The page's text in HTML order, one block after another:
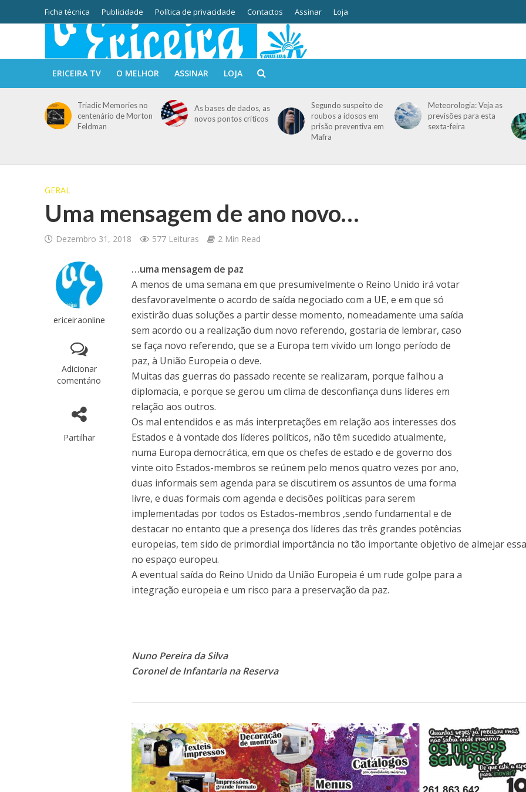
Ficha técnica Publicidade Política de privacidade Contactos Assinar Loja
ERICEIRA TV O MELHOR ASSINAR LOJA
Triadic Memories no
centenário de Morton
Feldman
As bases de dados, as
novos pontos críticos
Segundo suspeito de
roubos a idosos em
prisão preventiva em
Mafra
Meteorologia: Veja as
previsões para esta
sexta-feira
GERAL
Uma mensagem de ano novo…
Dezembro 31, 2018 577 Leituras 2 Min Read
ericeiraonline
Adicionar
comentário
Partilhar
…uma mensagem de paz
A menos de uma semana em que presumivelmente o Reino Unido irá votar
desfavoravelmente o acordo de saída negociado com a UE, e em que só
existirão duas soluções a partir desse momento, nomeadamente uma saída
sem acordo ou a realização dum novo referendo, gostaria de lembrar, caso
se faça novo referendo, que se a Europa tem vivido um longo período de
paz, à União Europeia o deve.
Muitas das guerras do passado recente se realizaram, porque falhou a
diplomacia, e porque se gerou um clima de desconfiança duns líderes em
relação aos outros.
Os mal entendidos e as más interpretações em relação aos interesses dos
Estados e à vontade dos líderes políticos, não têm sucedido atualmente,
numa Europa democrática, em que os chefes de estado e de governo dos
vinte oito Estados-membros se reúnem pelo menos quatro vezes por ano,
duas informais sem agenda para se discutirem os assuntos de uma forma
livre, e duas formais com agenda e decisões políticas para serem
implementadas por todos os Estados-membros ,sendo fundamental e de
destacar no entanto que a presença dos líderes das três grandes potências
europeias, tem sido de primordial importância no tão importante objetivo de almejar
no espaço europeu.
A eventual saída do Reino Unido da União Europeia é um rude golpe para a
integração europeia e um risco para a preservação da paz.
Nuno Pereira da Silva
Coronel de Infantaria na Reserva